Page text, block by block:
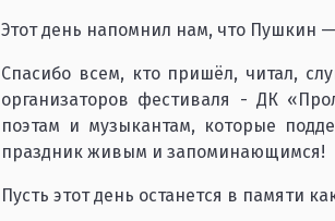
Этот день напомнил нам, что Пушкин
Спасибо всем, кто пришёл, читал,
организаторов фестиваля - ДК
поэтам и музыкантам, которые
праздник живым и запоминающимся!
Пусть этот день останется в памяти